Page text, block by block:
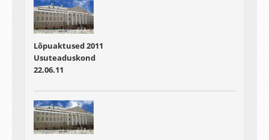
Lõpuaktused 2011
Usuteaduskond
22.06.11